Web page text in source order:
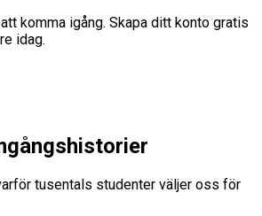
komma igång. Skapa ditt konto gratis
idag.
tusentals studenter väljer oss för